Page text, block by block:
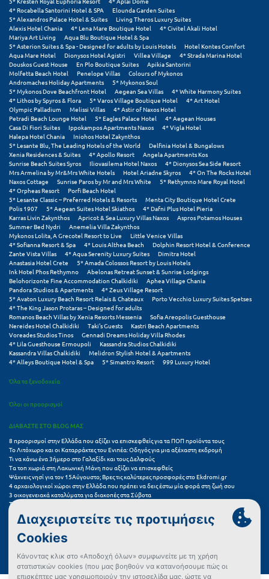
Μπούκα Μεσσηνίας
Μύκονος
Μυστράς
Μυτιλήνη
Ν
Νάξος
Νάουσα
Ναυπακτία
Ναύπλιο
Νέα Μάκρη
Νέα Στύρα Εύβοιας
Νέοι Πόροι Πιερίας
Ξ
Ξυλόκαστρο
Ο
Ορεινή Αρκαδία
Ορεινή Ναυπακτία
Π
Πάλαιρος
Παξοί
Παραλία Κατερίνης
Παραλία Λιτοχώρου
Παράλιο Άστρος
4* Rocabella Santorini Hotel & SPA
Elounda Garden Suites
5* Alexandros Palace Hotel & Suites
Living Theros Luxury Suites
Alexis Hotel Chania
4* Lena Mare Boutique Hotel
4* Civitel Akali Hotel
Mariya Art Living
Aqua Blu Boutique Hotel & Spa
5* Asterion Suites & Spa - Designed for adults by Louis Hotels
Hotel Kontes Comfort
Aqua Mare Hotel
Dionysos Hotel Agistri Villea Village
4* Strada Marina Hotel
Douskos Guest House
En Plo Boutique Suites
Apikia Santorini
Molfetta Beach Hotel
Penelope Villas
Colours of Mykonos
Andromaches Holiday Apartments
5* Mykonos Soul
5* Mykonos Dove Beachfront Hotel
Aegean Sea Villas
4* White Harmony Suites
4* Lithos by Spyros & Flora
5* Varos Village Boutique Hotel
4* Art Hotel
Olympic Palladium
Melissi Villas
4* Astir of Naxos Hotel
Petradi Beach Lounge Hotel
5* Eagles Palace Hotel
4* Aegean Houses
Casa Di Fiori Suites
Ippokampos Apartments Naxos
4* Vigla Hotel
Halepa Hotel Chania
Iniohos Hotel Zakynthos
5* Lesante Blu, The Leading Hotels of the World
Delfinia Hotel & Bungalows
Xenia Residences & Suites
4* Apollo Resort
Angela Apartments Kos
Sunrise Beach Suites Syros
Iliovasilema Hotel Naxos
4* Dionysos Sea Side Resort
Mrs Armelina by Mr&Mrs White Hotels
Hotel Ariadne Skyros
4* On The Rocks Hotel
Naxos Cottage
Sunrise Paros by Mr and Mrs White
5* Rethymno Mare Royal Hotel
4* Orpheas Resort
Porfi Beach Hotel
5* Lesante Classic – Preferred Hotels & Resorts
Menta City Boutique Hotel Crete
Polis 1907
5* Aegean Suites Hotel Skiathos
4* Dafni Plus Hotel Pieria
Karras Livin Zakynthos
Apricot & Sea Luxury Villas Naxos
Aspros Potamos Houses
Summer Bed Nydri
Anemelia Villa Zakynthos
Mykonos Lolita, A Grecotel Resort to Live
Little Venice Villas
4* Sofianna Resort & Spa
4* Louis Althea Beach
Dolphin Resort Hotel & Conference
Zante Vista Villas
4* Aqua Serenity Luxury Suites
Dimitra Hotel
Anastasia Hotel Crete
5* Amada Colossos Resort by Louis Hotels
Ink Hotel Phos Rethymno
Abelonas Retreat Sunset & Sunrise Lodgings
Belohorizonte Fine Accommodation Chalkidiki
Aphea Village Chania
Pandora Studios & Apartments
4* Zeus Village Resort
5* Avaton Luxury Beach Resort Relais & Chateaux
Porto Vecchio Luxury Suites Spetses
4* The King Jason Protaras – Designed for adults
Romanos Beach Villas by Xenia Resorts Messenia
Sofia Areopolis Guesthouse
Nereides Hotel Chalkidiki
Taki's Guests
Kastri Beach Apartments
Voreades Studios Tinos
Gennadi Dreams Holiday Villa Rhodes
4* Lila Guesthouse Ermoupoli
Kassandra Studios Chalkidiki
Kassandra Villas Chalkidiki
Melidron Stylish Hotel & Apartments
4* Alleys Boutique Hotel & Spa
5* Simantro Resort 999 Luxury Hotel
Όλα τα ξενοδοχεία
Όλοι οι προορισμοί
ΔΙΑΒΑΣΤΕ ΣΤΟ BLOG ΜΑΣ
8 προορισμοί στην Ελλάδα που αξίζει να επισκεφθείς για τα ΠΟΠ προϊόντα τους
Το Λιτόχωρο και οι Καταρράκτες του Ενιπέα: Οδηγός για μια αξέχαστη εκδρομή
Τι να κάνω ένα 3ήμερο στο Γαλαξίδι και τους Δελφούς
Τα τοπ χωριά στη Λακωνική Μάνη που αξίζει να επισκεφθείς
Ψάχνεις νησί για τον 15Αύγουστο; Βρες τις καλύτερες προσφορές στο Ekdromi.gr
4 αρχαιολογικοί χώροι στην Ελλάδα που πρέπει να δεις έστω μία φορά στη ζωή σου
3 οικογενειακά καταλύματα για διακοπές στα Σύβοτα
Τα 11 καλύτερα καλοκαιρινά resorts στην Ελλάδα
7 μικρά ελληνικά νησιά για αξέχαστες καλοκαιρινές διακοπές
5+1 ινσταγκραμικές παραλίες στην Ελλάδα που αξίζουν μια θέση στο feed σου
Συχνές Ερωτήσεις (FAQs) για Ξενοδοχεία